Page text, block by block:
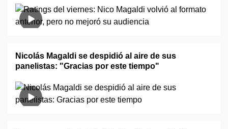
Nicolás Magaldi se despidió al aire de sus
panelistas: "Gracias por este tiempo"